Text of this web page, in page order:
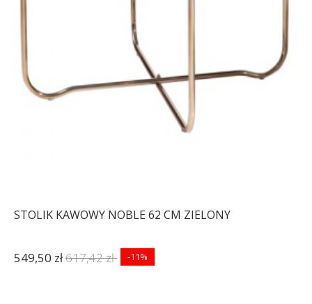
STOLIK KAWOWY NOBLE 62 CM ZIELONY
549,50 zł617,42 zł -11%